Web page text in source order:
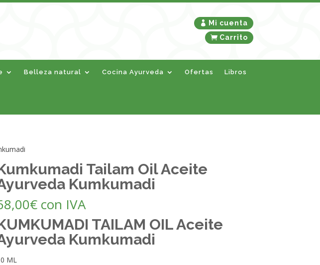
Mi cuenta
Carrito
Belleza natural Cocina Ayurveda Ofertas
Libros
Tailam Oil Aceite
Kumkumadi
€ con IVA
TAILAM OIL Aceite
Kumkumadi
ML